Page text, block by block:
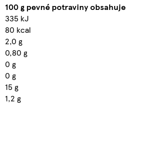
100 g pevné potraviny obsahuje
335 kJ
80 kcal
2,0 g
0,80 g
0 g
0 g
15 g
1,2 g